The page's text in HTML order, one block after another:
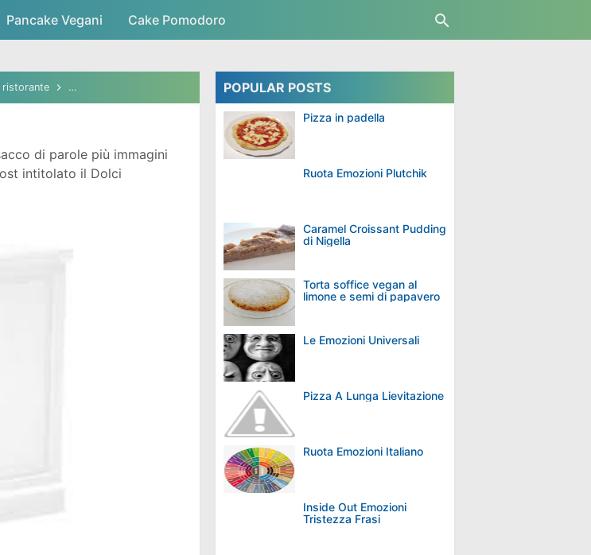
Skip to main content
Pancake Vegani Cake Pomodoro
ristorante dolci da ristorante stellato dolci ristorante dolci ristorante giapponese
di parole più immagini
intitolato il Dolci
POPULAR POSTS
Pizza in padella
Ruota Emozioni Plutchik
Caramel Croissant Pudding
di Nigella
Torta soffice vegan al
limone e semi di papavero
Le Emozioni Universali
Pizza A Lunga Lievitazione
Ruota Emozioni Italiano
Inside Out Emozioni
Tristezza Frasi